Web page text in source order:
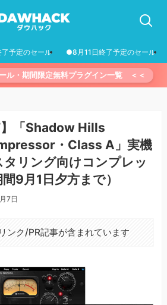
予定のセール ●8月11日終了予定のセール
ル・期間限定無料プラグイン一覧 ＜＜
】「Shadow Hills
・Class A」実機
タリング向けコンプレッ
9月1日夕方まで）
7日
ンク/PR記事が含まれています